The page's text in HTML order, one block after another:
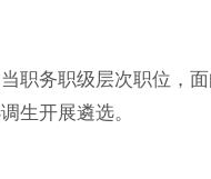
职务职级层次职位，
生开展遴选。